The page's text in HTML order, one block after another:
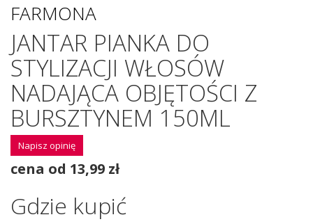
FARMONA
JANTAR PIANKA DO
STYLIZACJI WŁOSÓW
NADAJĄCA OBJĘTOŚCI Z
BURSZTYNEM 150ML
Napisz opinię
cena od 13,99 zł
Gdzie kupić